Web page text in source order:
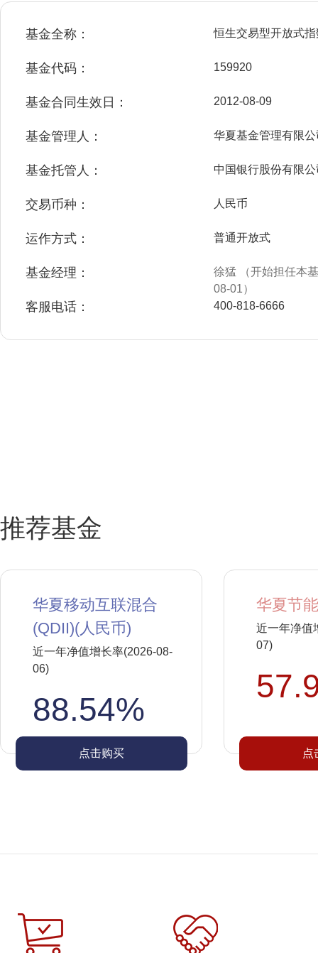
基金全称： 恒生交易型开放式
基金代码： 159920
基金合同生效日： 2012-08-09
基金管理人： 华夏基金管理有限公
基金托管人： 中国银行股份有限公
交易币种： 人民币
运作方式： 普通开放式
基金经理：
徐猛 （开始担任本
08-01）
客服电话： 400-818-6666
推荐基金
华夏移动互联混合
(QDII)(人民币)
近一年净值增长率(2026-08-
06)
88.54%
点击购买
华夏节
近一年净值
07)
点